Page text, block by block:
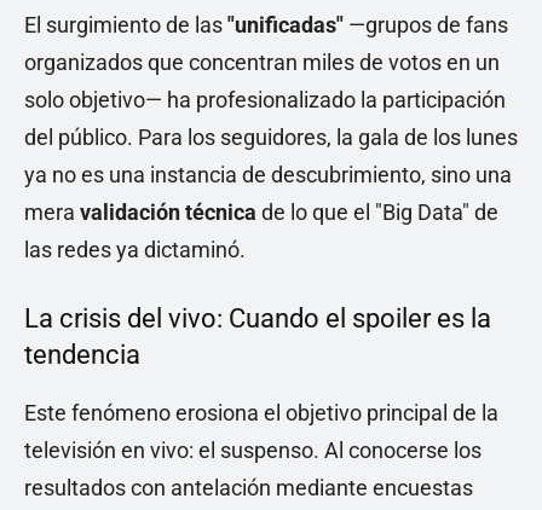
El surgimiento de las"unificadas" —grupos de fans
organizados que concentran miles de votos en un
solo objetivo— ha profesionalizado la participación
del público. Para los seguidores, la gala de los lunes
ya no es una instancia de descubrimiento, sino una
mera validación técnica de lo que el "Big Data" de
las redes ya dictaminó.
La crisis del vivo: Cuando el spoiler es la
tendencia
Este fenómeno erosiona el objetivo principal de la
televisión en vivo: el suspenso. Al conocerse los
resultados con antelación mediante encuestas